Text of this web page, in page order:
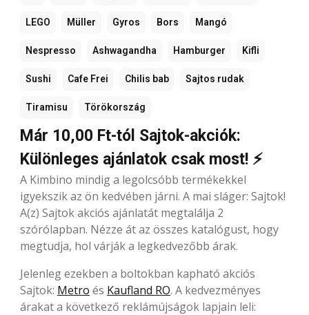
LEGO Müller Gyros Bors Mangó
Nespresso Ashwagandha Hamburger Kifli
Sushi Cafe Frei Chilis bab Sajtos rudak
Tiramisu Törökország
Már 10,00 Ft-tól Sajtok-akciók:
Különleges ajánlatok csak most! ⚡
A Kimbino mindig a legolcsóbb termékekkel
igyekszik az ön kedvében járni. A mai sláger: Sajtok!
A(z) Sajtok akciós ajánlatát megtalálja 2
szórólapban. Nézze át az összes katalógust, hogy
megtudja, hol várják a legkedvezőbb árak.
Jelenleg ezekben a boltokban kapható akciós
Sajtok: Metro és Kaufland RO. A kedvezményes
árakat a következő reklámújságok lapjain leli: